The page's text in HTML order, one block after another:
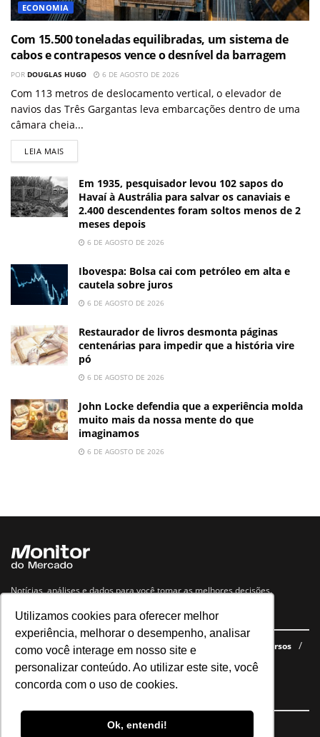
Utilizamos cookies para oferecer melhor
experiência, melhorar o desempenho, analisar
como você interage em nosso site e
personalizar conteúdo. Ao utilizar este site, você
concorda com o uso de cookies.
Ok, entendi!
ECONOMIA
Com 15.500 toneladas equilibradas, um sistema de
cabos e contrapesos vence o desnível da barragem
POR DOUGLAS HUGO 6 DE AGOSTO DE 2026
Com 113 metros de deslocamento vertical, o elevador de
navios das Três Gargantas leva embarcações dentro de uma
câmara cheia...
LEIA MAIS
Em 1935, pesquisador levou 102 sapos do
Havaí à Austrália para salvar os canaviais e
2.400 descendentes foram soltos menos de 2
meses depois
6 DE AGOSTO DE 2026
Ibovespa: Bolsa cai com petróleo em alta e
cautela sobre juros
6 DE AGOSTO DE 2026
Restaurador de livros desmonta páginas
centenárias para impedir que a história vire
pó
6 DE AGOSTO DE 2026
John Locke defendia que a experiência molda
muito mais da nossa mente do que
imaginamos
6 DE AGOSTO DE 2026
Notícias, análises e dados para você tomar as melhores decisões.
Navegue no site
Últimas notícias Quem somos E-books gratuitos
Cursos
Política de privacidade